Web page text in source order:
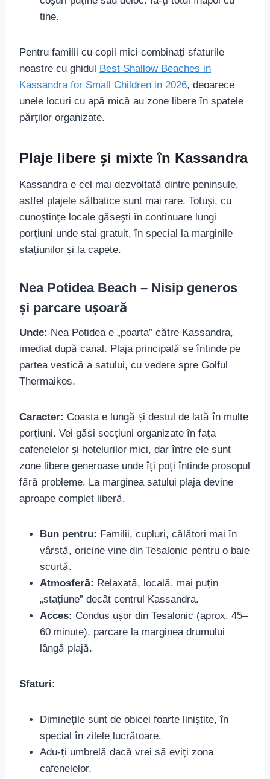
tine.
Pentru familii cu copii mici combinați sfaturile
noastre cu ghidul Best Shallow Beaches in
Kassandra for Small Children in 2026, deoarece
unele locuri cu apă mică au zone libere în spatele
părților organizate.
Plaje libere și mixte în Kassandra
Kassandra e cel mai dezvoltată dintre peninsule,
astfel plajele sălbatice sunt mai rare. Totuși, cu
cunoștințe locale găsești în continuare lungi
porțiuni unde stai gratuit, în special la marginile
stațiunilor și la capete.
Nea Potidea Beach – Nisip generos
și parcare ușoară
Unde: Nea Potidea e „poarta” către Kassandra,
imediat după canal. Plaja principală se întinde pe
partea vestică a satului, cu vedere spre Golful
Thermaikos.
Caracter: Coasta e lungă și destul de lată în multe
porțiuni. Vei găsi secțiuni organizate în fața
cafenelelor și hotelurilor mici, dar între ele sunt
zone libere generoase unde îți poți întinde prosopul
fără probleme. La marginea satului plaja devine
aproape complet liberă.
Bun pentru: Familii, cupluri, călători mai în
vârstă, oricine vine din Tesalonic pentru o baie
scurtă.
Atmosferă: Relaxată, locală, mai puțin
„stațiune” decât centrul Kassandra.
Acces: Condus ușor din Tesalonic (aprox. 45–
60 minute), parcare la marginea drumului
lângă plajă.
Sfaturi:
Diminețile sunt de obicei foarte liniștite, în
special în zilele lucrătoare.
Adu-ți umbrelă dacă vrei să eviți zona
cafenelelor.